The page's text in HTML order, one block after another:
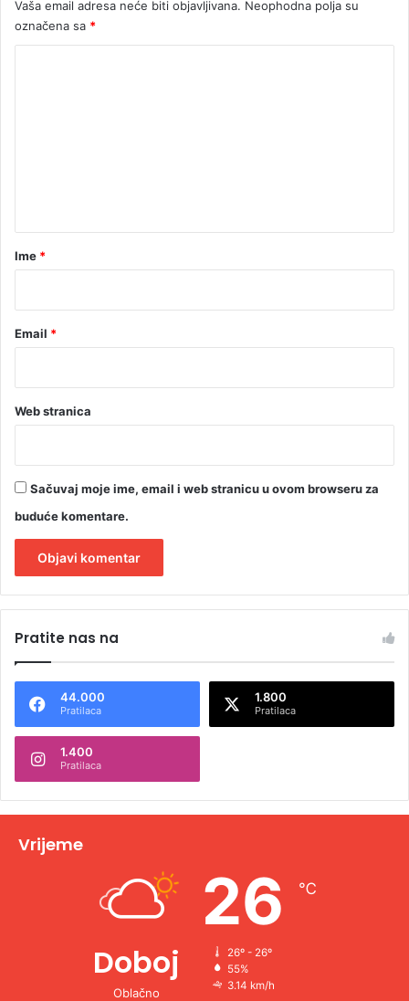
a
d
i
Vaša email adresa neće biti objavljivana. Neophodna polja su
označena sa *
rIme *
Email *
Web stranica
Sačuvaj moje ime, email i web stranicu u ovom browseru za
buduće komentare.
t
n
t
v
Pratite nas na
44.000
Pratilaca
1.800
Pratilaca
1.400
Pratilaca
Vrijeme
Doboj
Oblačno
26 ℃
26º - 26º
55%
3.14 km/h